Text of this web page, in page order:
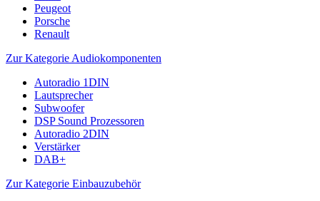
Peugeot
Porsche
Renault
Zur Kategorie Audiokomponenten
Autoradio 1DIN
Lautsprecher
Subwoofer
DSP Sound Prozessoren
Autoradio 2DIN
Verstärker
DAB+
Zur Kategorie Einbauzubehör